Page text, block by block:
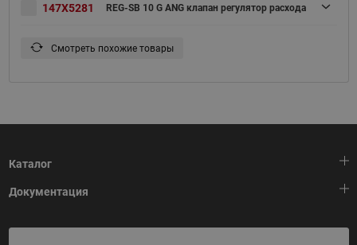
147X5281 REG-SB 10 G ANG клапан регулятор расхода
Смотреть похожие товары
Каталог
Тепловая автоматика
Холодильная техника
Документация
HeatPlatform (Тепловая платформа)